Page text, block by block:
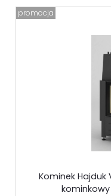
Kominek Hajduk
promocja